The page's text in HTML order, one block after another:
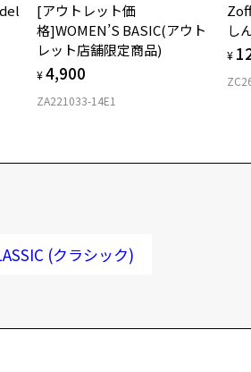
[アウトレット価
格]WOMEN’S BASIC(アウト
レット店舗限定商品)
¥4,900
ZA221033-14E1
し
¥
(クラシック)